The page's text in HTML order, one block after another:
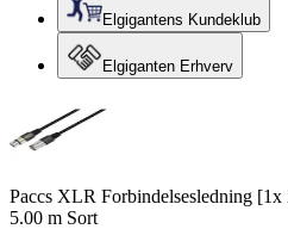
Elgigantens Kundeklub
Elgiganten Erhverv
Paccs XLR Forbindelsesledning
5.00 m Sort